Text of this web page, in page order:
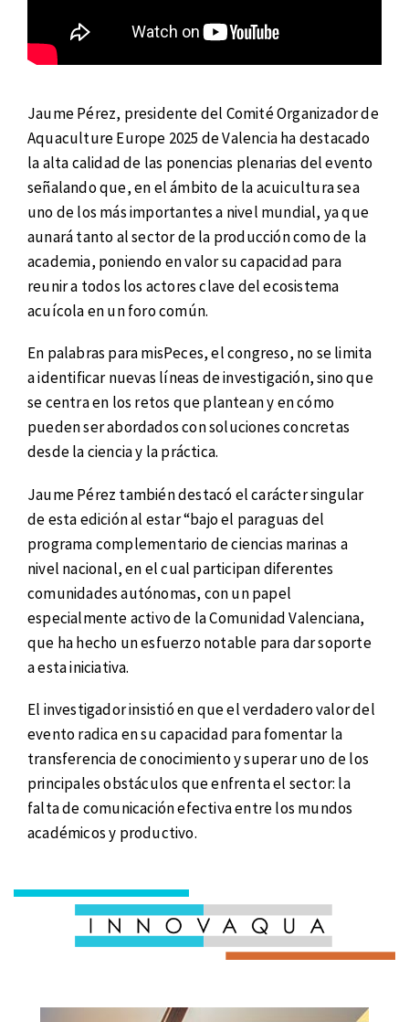
Jaume Pérez, presidente del Comité Organizador de
Aquaculture Europe 2025 de Valencia ha destacado
la alta calidad de las ponencias plenarias del evento
señalando que, en el ámbito de la acuicultura sea
uno de los más importantes a nivel mundial, ya que
aunará tanto al sector de la producción como de la
academia, poniendo en valor su capacidad para
reunir a todos los actores clave del ecosistema
acuícola en un foro común.
En palabras para misPeces, el congreso, no se limita
a identificar nuevas líneas de investigación, sino que
se centra en los retos que plantean y en cómo
pueden ser abordados con soluciones concretas
desde la ciencia y la práctica.
Jaume Pérez también destacó el carácter singular
de esta edición al estar “bajo el paraguas del
programa complementario de ciencias marinas a
nivel nacional, en el cual participan diferentes
comunidades autónomas, con un papel
especialmente activo de la Comunidad Valenciana,
que ha hecho un esfuerzo notable para dar soporte
a esta iniciativa.
El investigador insistió en que el verdadero valor del
evento radica en su capacidad para fomentar la
transferencia de conocimiento y superar uno de los
principales obstáculos que enfrenta el sector: la
falta de comunicación efectiva entre los mundos
académicos y productivo.